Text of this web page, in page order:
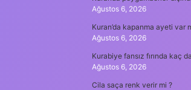
Ağustos 6, 2026
Kuran’da kapanma ayeti var
Ağustos 6, 2026
Kurabiye fansız fırında kaç
Ağustos 6, 2026
Cila saça renk verir mi ?